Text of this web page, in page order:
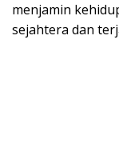
menjamin
sejahtera dan